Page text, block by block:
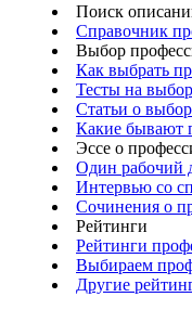
Поиск
Справочник
Выбор
Как выбрать
Тесты на
Статьи о
Какие бывают
Эссе о
Один рабочий
Интервью со
Сочинения о
Рейтинги
Рейтинги
Выбираем
Другие